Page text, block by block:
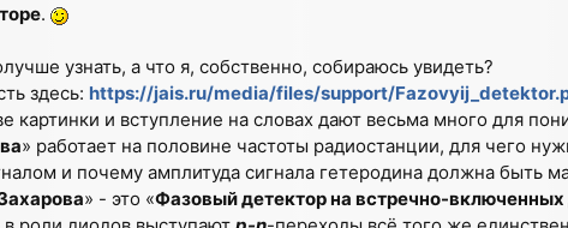
.
узнать, а что я, собственно, собираюсь увидеть?
здесь: https://jais.ru/media/files/support/
картинки и вступление на словах дают весьма много для
» работает на половине частоты радиостанции, для чего
и почему амплитуда сигнала гетеродина должна быть
» - это «Фазовый детектор на встречно-включенных